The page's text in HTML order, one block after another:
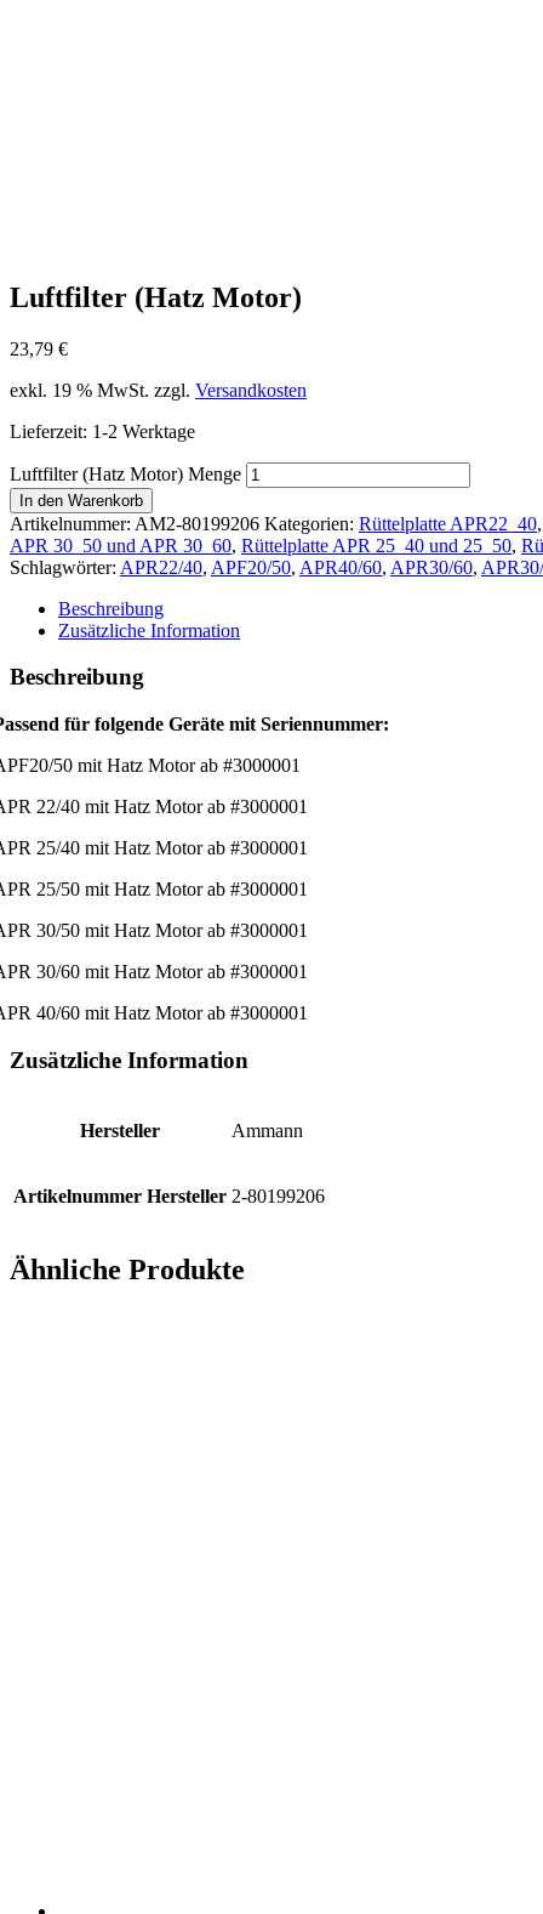
Luftfilter (Hatz Motor)
23,79 €
exkl. 19 % MwSt. zzgl. Versandkosten
Lieferzeit: 1-2 Werktage
Luftfilter (Hatz Motor) Menge
In den Warenkorb
Artikelnummer: AM2-80199206 Kategorien: Rüttelplatte APR22_40
APR 30_50 und APR 30_60, Rüttelplatte APR 25_40 und 25_50,
Schlagwörter: APR22/40, APF20/50, APR40/60, APR30/60,
Beschreibung
Zusätzliche Information
Beschreibung
für folgende Geräte mit Seriennummer:
50 mit Hatz Motor ab #3000001
22/40 mit Hatz Motor ab #3000001
25/40 mit Hatz Motor ab #3000001
25/50 mit Hatz Motor ab #3000001
30/50 mit Hatz Motor ab #3000001
30/60 mit Hatz Motor ab #3000001
40/60 mit Hatz Motor ab #3000001
Zusätzliche Information
Hersteller Ammann
Artikelnummer Hersteller 2-80199206
Ähnliche Produkte